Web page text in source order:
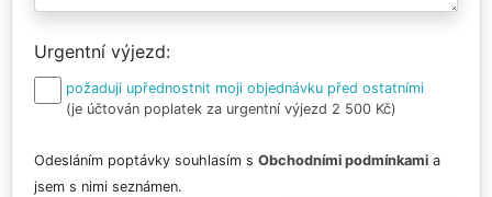
Urgentní výjezd
požaduji upřednostnit moji objednávku před ostatními
(je účtován poplatek za urgentní výjezd 2 500 Kč)
Odesláním poptávky souhlasím s Obchodními podmínkami a
jsem s nimi seznámen.